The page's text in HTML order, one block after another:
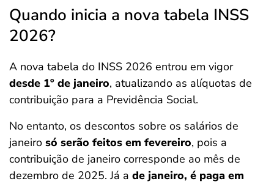
Quando inicia a nova tabela INSS
2026?
A nova tabela do INSS 2026 entrou em vigor
desde 1º de janeiro, atualizando as alíquotas de
contribuição para a Previdência Social.
No entanto, os descontos sobre os salários de
janeiro só serão feitos em fevereiro, pois a
contribuição de janeiro corresponde ao mês de
dezembro de 2025. Já a de janeiro, é paga em